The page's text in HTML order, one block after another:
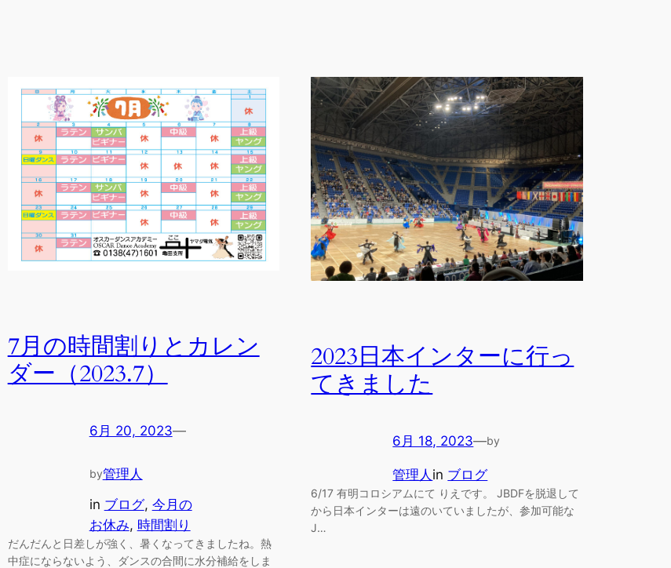
7月の時間割りとカレン
ダー（2023.7）
6月 20, 2023—
by管理人
in ブログ, 今月の
お休み, 時間割り
だんだんと日差しが強く、暑くなってきましたね。熱
中症にならないよう、ダンスの合間に水分補給をしま
2023日本インターに行っ
てきました
6月 18, 2023—by
管理人 in ブログ
6/17 有明コロシアムにて りえです。 JBDFを脱退して
から日本インターは遠のいていましたが、参加可能な
J…